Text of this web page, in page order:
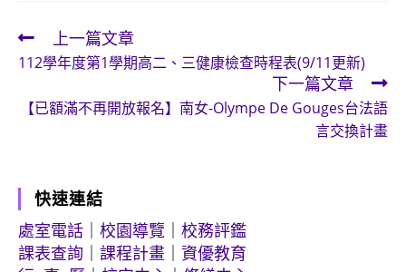
Read
more
articles
上一篇文章
112學年度第1學期高二、三健康檢查時程表(9/11更新)
下一篇文章
【已額滿不再開放報名】南女-Olympe De Gouges台法語
言交換計畫
快速連結
處室電話
校園導覽
校務評鑑
課表查詢
課程計畫
資優教育